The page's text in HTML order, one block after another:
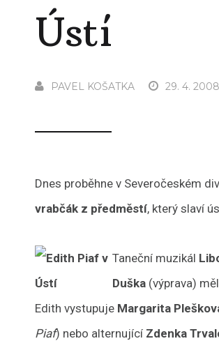
Ústí
PAVEL KOŠATKA 29. 4. 2008
Dnes proběhne v Severočeském
vrabčák z předměstí, který slaví
Taneční muzikál
Duška (výprava)
Edith vystupuje Margarita
Piaf) nebo alternující Zdenka